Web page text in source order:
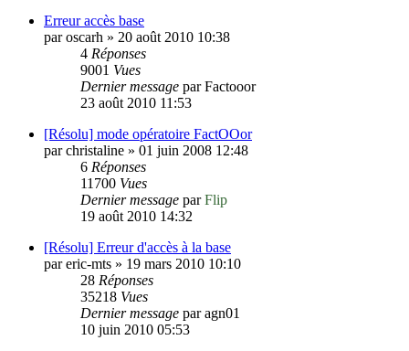
Erreur accès base
paroscarh » 20 août 2010 10:38
4 Réponses
9001 Vues
Dernier message parFactooor
23 août 2010 11:53
[Résolu] mode opératoire FactOOor
parchristaline » 01 juin 2008 12:48
6 Réponses
11700 Vues
Dernier message parFlip
19 août 2010 14:32
[Résolu] Erreur d'accès à la base
pareric-mts » 19 mars 2010 10:10
28 Réponses
35218 Vues
Dernier message paragn01
10 juin 2010 05:53